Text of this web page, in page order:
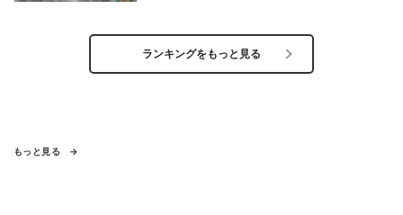
ランキングをもっと見る
もっと見る